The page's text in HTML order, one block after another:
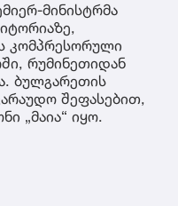
მინისტრმა
კომპრესორული
რუმინეთიდან
ბულგარეთის
შეფასებით,
„მაია“ იყო.